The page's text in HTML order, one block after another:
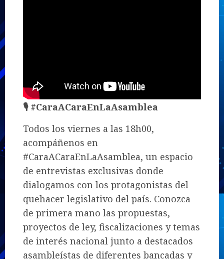
🎙️ #CaraACaraEnLaAsamblea
Todos los viernes a las 18h00,
acompáñenos en
#CaraACaraEnLaAsamblea, un espacio
de entrevistas exclusivas donde
dialogamos con los protagonistas del
quehacer legislativo del país. Conozca
de primera mano las propuestas,
proyectos de ley, fiscalizaciones y temas
de interés nacional junto a destacados
asambleístas de diferentes bancadas y